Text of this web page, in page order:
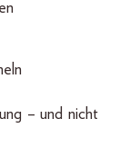
– und nicht